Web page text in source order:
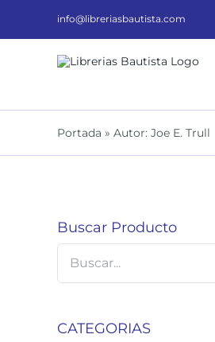
info@libreriasbautista.com
Portada » Autor: Joe E. Trull
Buscar Producto
CATEGORIAS